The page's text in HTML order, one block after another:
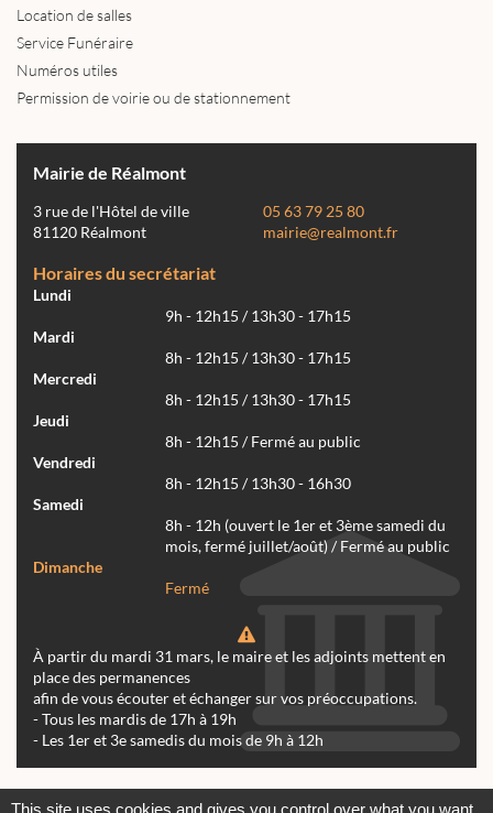
Location de salles
Service Funéraire
Numéros utiles
Permission de voirie ou de stationnement
Mairie de Réalmont
3 rue de l'Hôtel de ville
81120 Réalmont
05 63 79 25 80
mairie@realmont.fr
Horaires du secrétariat
Lundi
9h - 12h15 / 13h30 - 17h15
Mardi
8h - 12h15 / 13h30 - 17h15
Mercredi
8h - 12h15 / 13h30 - 17h15
Jeudi
8h - 12h15 / Fermé au public
Vendredi
8h - 12h15 / 13h30 - 16h30
Samedi
8h - 12h (ouvert le 1er et 3ème samedi du
mois, fermé juillet/août) / Fermé au public
Dimanche
Fermé
À partir du mardi 31 mars, le maire et les adjoints mettent en
place des permanences
afin de vous écouter et échanger sur vos préoccupations.
- Tous les mardis de 17h à 19h
- Les 1er et 3e samedis du mois de 9h à 12h
This site uses cookies and gives you control over what you want